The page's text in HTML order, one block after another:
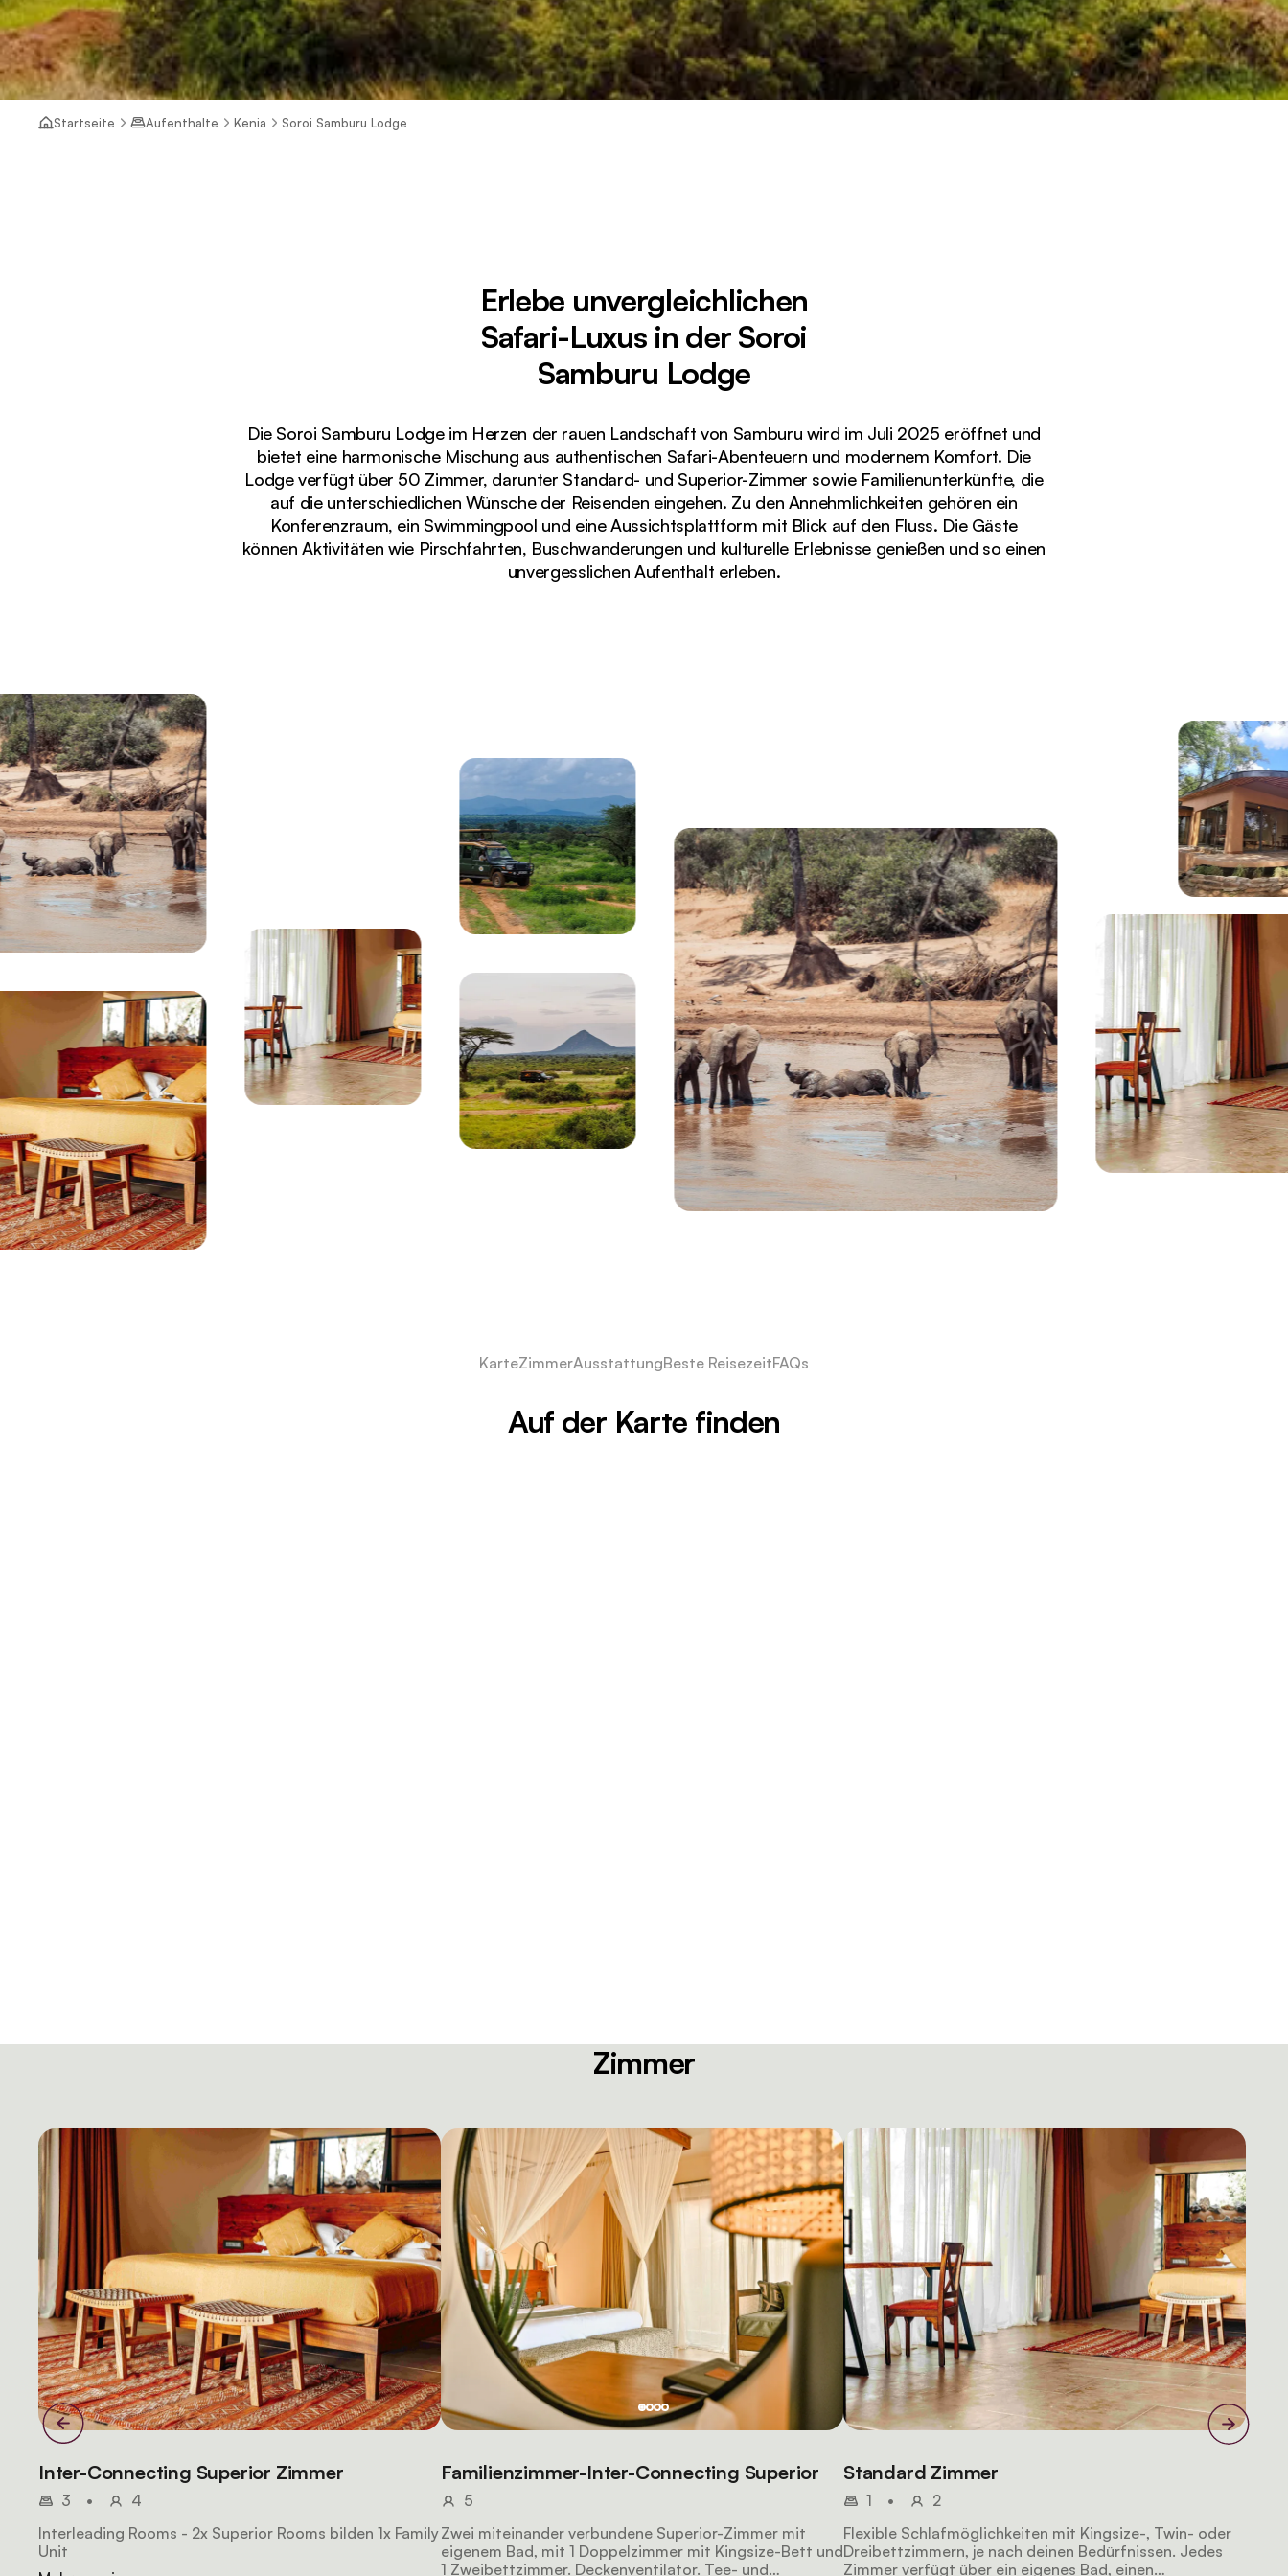
Startseite Aufenthalte Kenia Soroi Samburu Lodge
Erlebe unvergleichlichen
Safari-Luxus in der Soroi
Samburu Lodge
Die Soroi Samburu Lodge im Herzen der rauen Landschaft von Samburu wird im Juli 2025 eröffnet und
bietet eine harmonische Mischung aus authentischen Safari-Abenteuern und modernem Komfort. Die
Lodge verfügt über 50 Zimmer, darunter Standard- und Superior-Zimmer sowie Familienunterkünfte, die
auf die unterschiedlichen Wünsche der Reisenden eingehen. Zu den Annehmlichkeiten gehören ein
Konferenzraum, ein Swimmingpool und eine Aussichtsplattform mit Blick auf den Fluss. Die Gäste
können Aktivitäten wie Pirschfahrten, Buschwanderungen und kulturelle Erlebnisse genießen und so einen
unvergesslichen Aufenthalt erleben.
KarteZimmerAusstattungBeste ReisezeitFAQs
Auf der Karte finden
Zimmer
Inter-Connecting Superior Zimmer
3 •
4
Interleading Rooms - 2x Superior Rooms bilden 1x Family
Unit
Familienzimmer-Inter-Connecting Superior
5
Zwei miteinander verbundene Superior-Zimmer mit
eigenem Bad, mit 1 Doppelzimmer mit Kingsize-Bett und
1 Zweibettzimmer. Deckenventilator. Tee- und
Standard Zimmer
1 •
2
Flexible Schlafmöglichkeiten mit Kingsize-, Twin- oder
Dreibettzimmern, je nach deinen Bedürfnissen. Jedes
Zimmer verfügt über ein eigenes Bad, einen